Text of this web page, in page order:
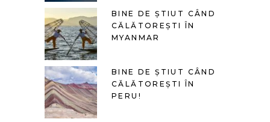
BINE DE ȘTIUT CÂND
CĂLĂTOREȘTI ÎN
MYANMAR
BINE DE ȘTIUT CÂND
CĂLĂTOREȘTI ÎN
PERU!